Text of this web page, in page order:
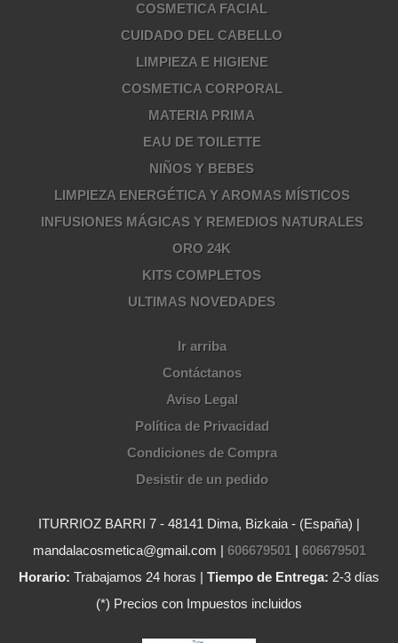
COSMETICA FACIAL
CUIDADO DEL CABELLO
LIMPIEZA E HIGIENE
COSMETICA CORPORAL
MATERIA PRIMA
EAU DE TOILETTE
NIÑOS Y BEBES
LIMPIEZA ENERGÉTICA Y AROMAS MÍSTICOS
INFUSIONES MÁGICAS Y REMEDIOS NATURALES
ORO 24K
KITS COMPLETOS
ULTIMAS NOVEDADES
Ir arriba
Contáctanos
Aviso Legal
Política de Privacidad
Condiciones de Compra
Desistir de un pedido
ITURRIOZ BARRI 7 - 48141 Dima, Bizkaia - (España) |
mandalacosmetica@gmail.com | 606679501| 606679501
Horario: Trabajamos 24 horas | Tiempo de Entrega: 2-3 días
(*) Precios con Impuestos incluidos